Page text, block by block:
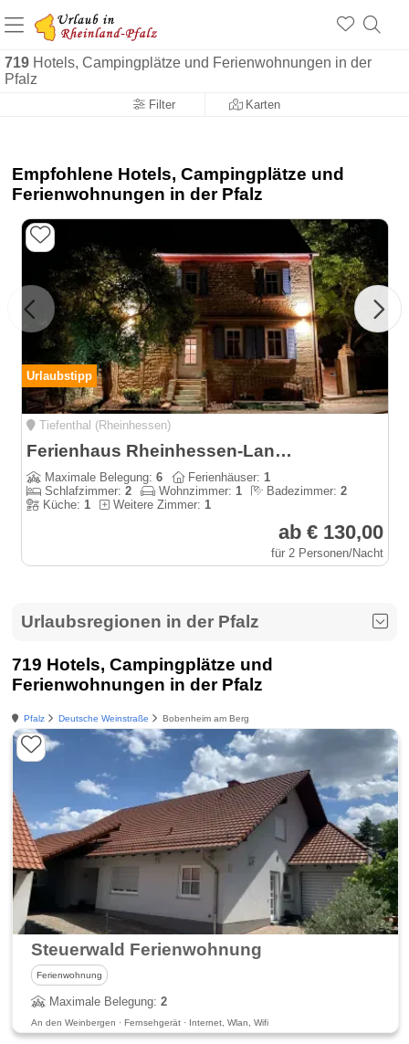
719 Hotels, Campingplätze und Ferienwohnungen in der
Pfalz
Filter Karten
+1.500 Unterkünfte in Rheinland-Pfalz
+1.000 Sehenswürdigkeiten
Über 25 Jahre online
Empfohlene Hotels, Campingplätze und
Ferienwohnungen in der Pfalz
Urlaubstipp
Tiefenthal (Rheinhessen)
Ferienhaus Rheinhessen-Landhaus
Maximale Belegung:6 Ferienhäuser:1
Schlafzimmer:2 Wohnzimmer:1 Badezimmer:2
Küche:1 Weitere Zimmer:1
ab € 130,00
für 2 Personen/Nacht
Urlaubsregionen in der Pfalz
719 Hotels, Campingplätze und
Ferienwohnungen in der Pfalz
Pfalz Deutsche Weinstraße Bobenheim am Berg
Steuerwald Ferienwohnung
Ferienwohnung
Maximale Belegung:2
An den Weinbergen · Fernsehgerät · Internet, Wlan, Wifi